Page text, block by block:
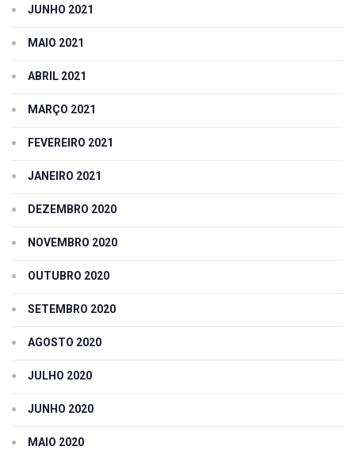
JUNHO 2021
MAIO 2021
ABRIL 2021
MARÇO 2021
FEVEREIRO 2021
JANEIRO 2021
DEZEMBRO 2020
NOVEMBRO 2020
OUTUBRO 2020
SETEMBRO 2020
AGOSTO 2020
JULHO 2020
JUNHO 2020
MAIO 2020